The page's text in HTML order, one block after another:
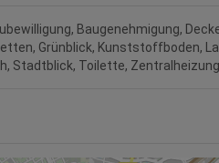
Baugenehmigung
Grünblick Kunststoffboden
Stadtblick Toilette Zentralheizung